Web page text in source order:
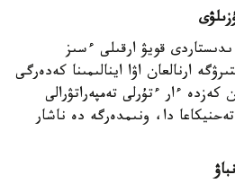
قويۋ ارقىلى ءسىز
ارنالعان اۋا اينالىمىنا كەدەرگى
ءار ءتۇرلى تەمپەراتۋرالى
دا، ونىمدەرگە دە ناشار